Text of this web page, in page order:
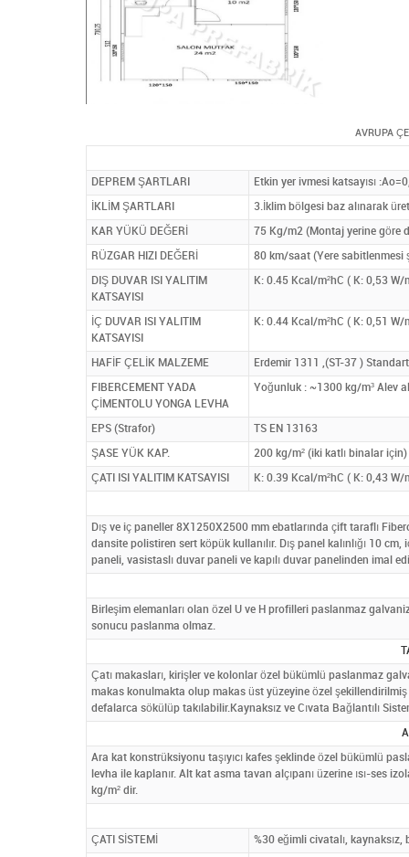
AVRUPA
DEPREM ŞARTLARI Etkin yer ivmesi katsayısı
İKLİM ŞARTLARI 3.İklim bölgesi baz alınarak
KAR YÜKÜ DEĞERİ 75 Kg/m2 (Montaj yerine göre
RÜZGAR HIZI DEĞERİ 80 km/saat (Yere sabitlenmesi
DIŞ DUVAR ISI YALITIM
KATSAYISI
K: 0.45 Kcal/m²hC ( K: 0,53 W/
İÇ DUVAR ISI YALITIM
KATSAYISI
K: 0.44 Kcal/m²hC ( K: 0,51 W/
HAFİF ÇELİK MALZEME Erdemir 1311 ,(ST-37 )
FIBERCEMENT YADA
ÇİMENTOLU YONGA LEVHA
Yoğunluk : ~1300 kg/m³ Alev
EPS (Strafor) TS EN 13163
ŞASE YÜK KAP. 200 kg/m² (iki katlı binalar
ÇATI ISI YALITIM KATSAYISI K: 0.39 Kcal/m²hC ( K: 0,43 W/
Dış ve iç paneller 8X1250X2500 mm ebatlarında çift taraflı
dansite polistiren sert köpük kullanılır. Dış panel kalınlığı 10
paneli, vasistaslı duvar paneli ve kapılı duvar panelinden imal
Birleşim elemanları olan özel U ve H profilleri paslanmaz
sonucu paslanma olmaz.
Çatı makasları, kirişler ve kolonlar özel bükümlü paslanmaz
makas konulmakta olup makas üst yüzeyine özel
defalarca sökülüp takılabilir.Kaynaksız ve Cıvata Bağlantılı
Ara kat konstrüksiyonu taşıyıcı kafes şeklinde özel bükümlü
levha ile kaplanır. Alt kat asma tavan alçıpanı üzerine ısı-ses
kg/m² dir.
ÇATI SİSTEMİ %30 eğimli civatalı, kaynaksız,